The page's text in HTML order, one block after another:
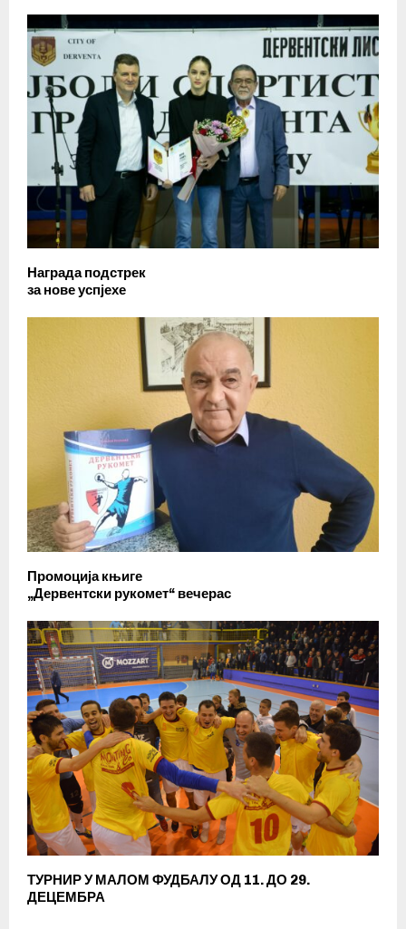
Награда подстрек
за нове успјехе
Промоција књиге
„Дервентски рукомет“ вечерас
ТУРНИР У МАЛОМ ФУДБАЛУ ОД 11. ДО 29.
ДЕЦЕМБРА